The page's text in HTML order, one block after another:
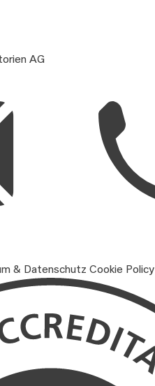
AG
& Datenschutz Cookie Policy